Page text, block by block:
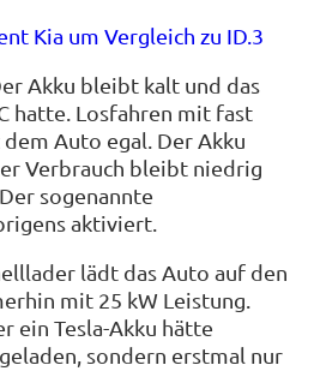
Akku bleibt kalt und das
hatte. Losfahren mit fast
Auto egal. Der Akku
Verbrauch bleibt niedrig
sogenannte
aktiviert.
lädt das Auto auf den
mit 25 kW Leistung.
ein Tesla-Akku hätte
sondern erstmal nur